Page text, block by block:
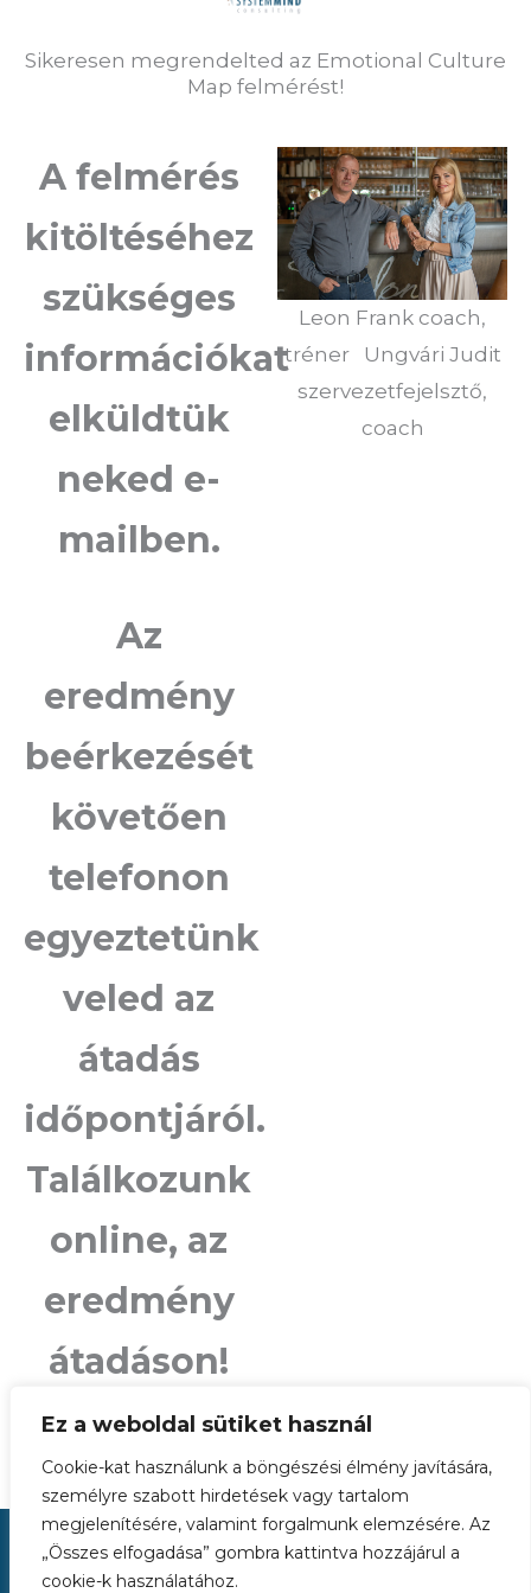
Ez a weboldal sütiket használ
Cookie-kat használunk a böngészési élmény javítására,
személyre szabott hirdetések vagy tartalom
megjelenítésére, valamint forgalmunk elemzésére. Az
„Összes elfogadása” gombra kattintva hozzájárul a
cookie-k használatához.
Sikeresen megrendelted az Emotional Culture
Map felmérést!
A felmérés
kitöltéséhez
szükséges
információkat
elküldtük
neked e-
mailben.
Az
eredmény
beérkezését
követően
telefonon
egyeztetünk
veled az
átadás
időpontjáról.
Találkozunk
online, az
eredmény
átadáson!
Leon Frank coach,
tréner Ungvári Judit
szervezetfejelsztő,
coach
Copyright © 2026 SYSTEMMIND Consulting Kft.